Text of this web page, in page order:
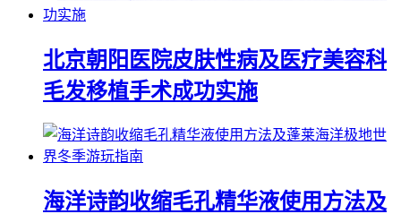
北京朝阳医院皮肤性病及医疗美容科
毛发移植手术成功实施
海洋诗韵收缩毛孔精华液使用方法及